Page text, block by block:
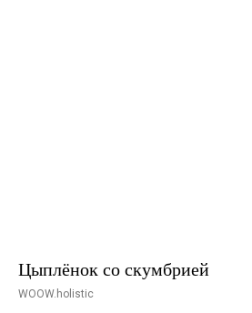
Цыплёнок со скумбрией
WOOW.holistic